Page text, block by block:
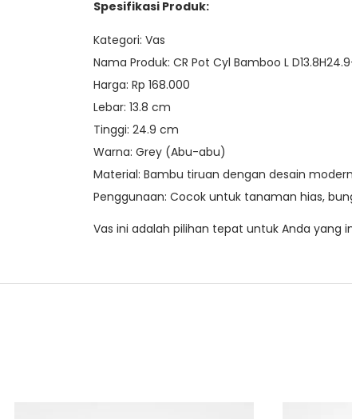
Spesifikasi Produk:
Kategori: Vas
Nama Produk: CR Pot Cyl Bamboo L
Harga: Rp 168.000
Lebar: 13.8 cm
Tinggi: 24.9 cm
Warna: Grey (Abu-abu)
Material: Bambu tiruan dengan desain modern
Penggunaan: Cocok untuk tanaman hias,
Vas ini adalah pilihan tepat untuk Anda